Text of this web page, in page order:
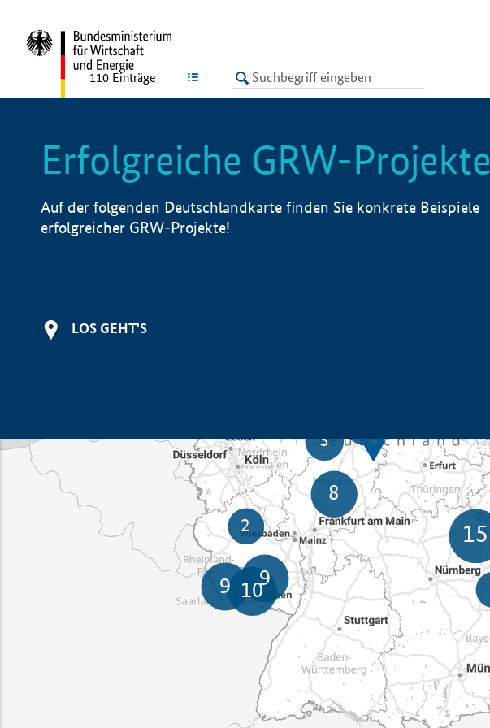
LISTE
110 Einträge
Erfolgreiche GRW-Projekte
Auf der folgenden Deutschlandkarte finden Sie konkrete Beispiele
erfolgreicher GRW-Projekte!
LOS GEHT'S